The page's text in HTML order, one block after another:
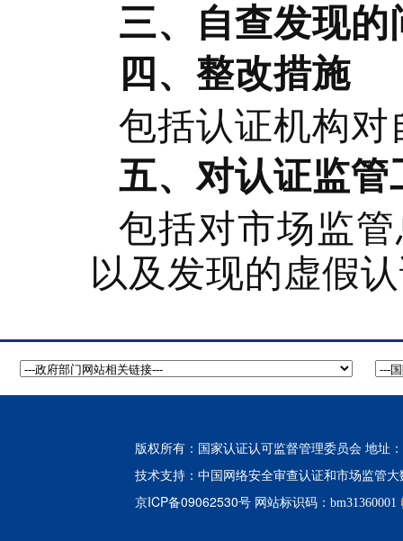
三、自查发现
四、整改措施
包括认证机构
五、对认证监
包括对市场监
以及发现的虚假
版权所有：国家认证认可监督管理委员会 地址
技术支持： 中国网络安全审查认证和市场监管
京ICP备09062530号 网站标识码：bm31360001